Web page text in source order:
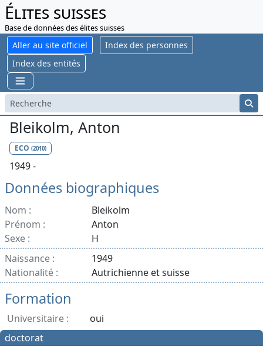
Élites suisses
Base de données des élites suisses
Aller au site officiel
Index des personnes
Index des entités
Bleikolm, Anton
ECO (2010)
1949 -
Données biographiques
Nom :
Bleikolm
Prénom :
Anton
Sexe :
H
Naissance :
1949
Nationalité :
Autrichienne et suisse
Formation
Universitaire :
oui
doctorat